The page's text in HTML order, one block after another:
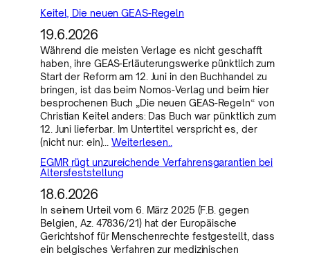
Keitel, Die neuen GEAS-Regeln
19.6.2026
Während die meisten Verlage es nicht geschafft
haben, ihre GEAS-Erläuterungswerke pünktlich zum
Start der Reform am 12. Juni in den Buchhandel zu
bringen, ist das beim Nomos-Verlag und beim hier
besprochenen Buch „Die neuen GEAS-Regeln“ von
Christian Keitel anders: Das Buch war pünktlich zum
12. Juni lieferbar. Im Untertitel verspricht es, der
(nicht nur: ein)…Weiterlesen..
EGMR rügt unzureichende Verfahrensgarantien bei
Altersfeststellung
18.6.2026
In seinem Urteil vom 6. März 2025 (F.B. gegen
Belgien, Az. 47836/21) hat der Europäische
Gerichtshof für Menschenrechte festgestellt, dass
ein belgisches Verfahren zur medizinischen